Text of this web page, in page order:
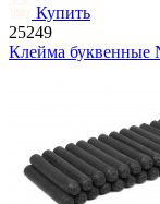
Купить
25249
Клейма буквенные